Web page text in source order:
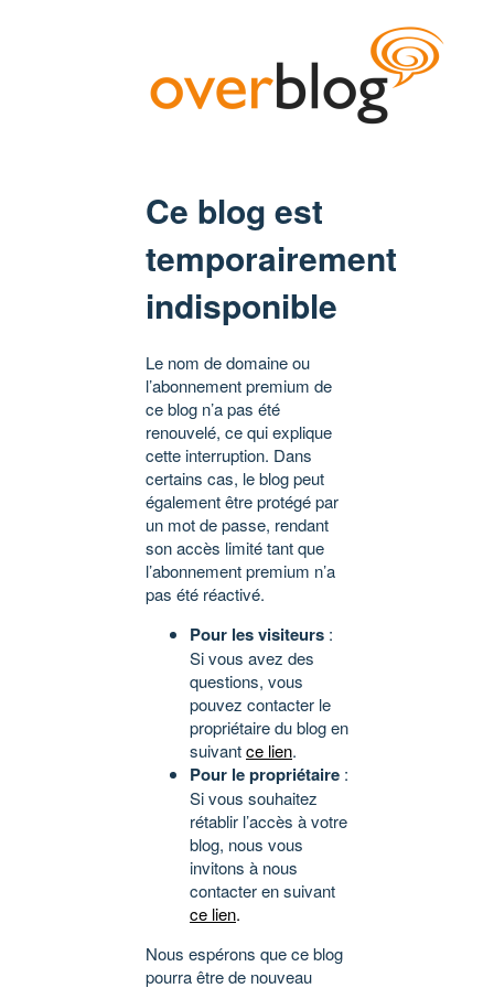
Ce blog est
temporairement
indisponible
Le nom de domaine ou
l’abonnement premium de
ce blog n’a pas été
renouvelé, ce qui explique
cette interruption. Dans
certains cas, le blog peut
également être protégé par
un mot de passe, rendant
son accès limité tant que
l’abonnement premium n’a
pas été réactivé.
Pour les visiteurs :
Si vous avez des
questions, vous
pouvez contacter le
propriétaire du blog en
suivantce lien.
Pour le propriétaire :
Si vous souhaitez
rétablir l’accès à votre
blog, nous vous
invitons à nous
contacter en suivant
ce lien.
Nous espérons que ce blog
pourra être de nouveau